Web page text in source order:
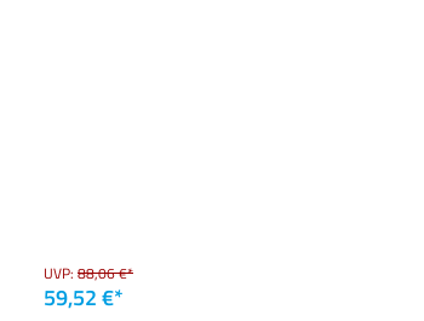
UVP: 88,06 €*
59,52 €*